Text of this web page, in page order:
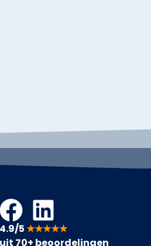
4.9/5★★★★★
uit 70+ beoordelingen